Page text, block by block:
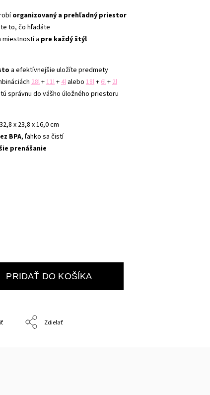
organizovaný a prehľadný priestor
to, čo hľadáte
miestností a pre každý štýl
a efektívnejšie uložíte predmety
28l + 11l + 4l alebo 18l + 6l + 2l
správnu do vášho úložného priestoru
x 23,8 x 16,0 cm
BPA, ľahko sa čistí
prenášanie
PRIDAŤ DO KOŠÍKA
Zdieľať